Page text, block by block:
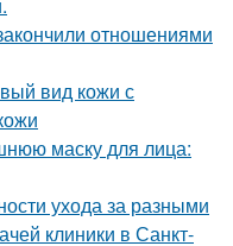
отношениями
вид кожи с
маску для лица:
ухода за разными
клиники в Санкт-